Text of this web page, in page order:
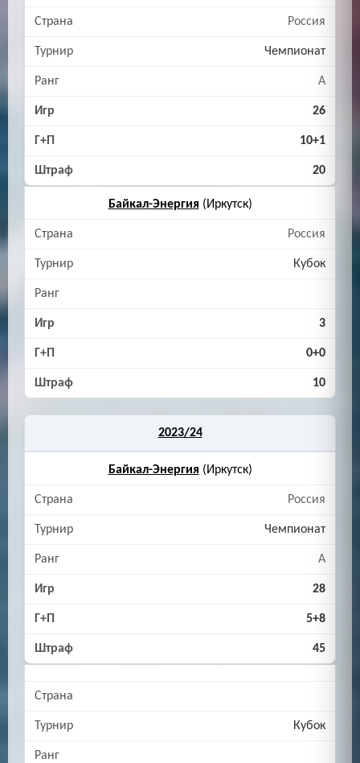
Россия
Чемпионат
A
26
10+1
20
Байкал-Энергия (Иркутск)
Россия
Кубок
3
0+0
10
2023/24
Байкал-Энергия (Иркутск)
Россия
Чемпионат
A
28
5+8
45
Кубок